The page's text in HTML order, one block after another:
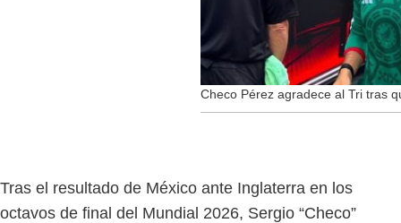
Checo Pérez agradece al Tri tras
Tras el resultado de México ante Inglaterra en los
octavos de final del Mundial 2026, Sergio “Checo”